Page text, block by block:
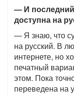
— И
доступна на
— Я знаю, что
на русский. В
интернете, но
печатный
этом. Пока
переведена на